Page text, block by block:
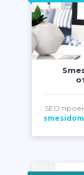
SEO